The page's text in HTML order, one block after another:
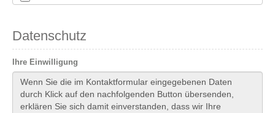
Datenschutz
Ihre Einwilligung